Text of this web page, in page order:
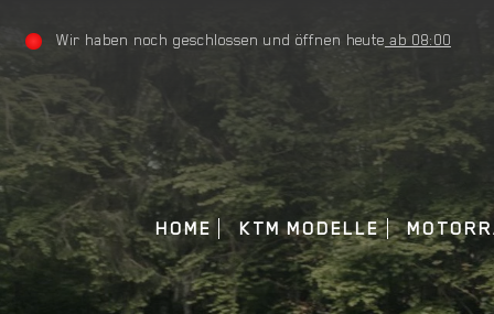
Wir haben noch geschlossen und öffnen heute ab 08:00
HOME KTM MODELLE